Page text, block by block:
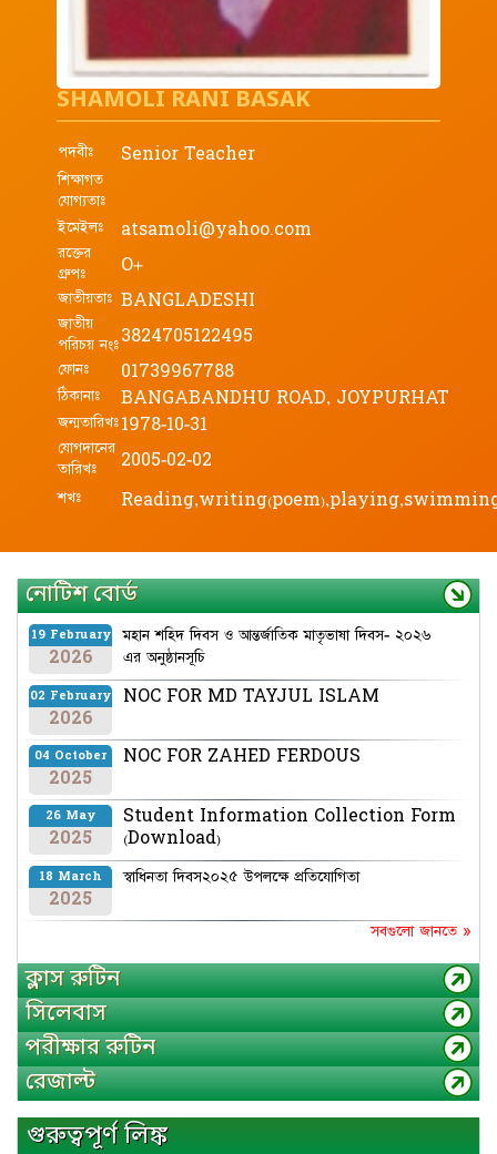
SHAMOLI RANI BASAK
পদবীঃ
Senior Teacher
শিক্ষাগত
যোগ্যতাঃ
ইমেইলঃ
atsamoli@yahoo.com
রক্তের
গ্রুপঃ
O+
জাতীয়তাঃ BANGLADESHI
জাতীয়
পরিচয় নংঃ3824705122495
ফোনঃ
01739967788
ঠিকানাঃ
BANGABANDHU ROAD, JOYPURHAT
জন্মতারিখঃ1978-10-31
যোগদানের
তারিখঃ
2005-02-02
শখঃ
নোটিশ বোর্ড
19 February
2026
মহান শহিদ দিবস ও আন্তর্জাতিক মাতৃভাষা দিবস- ২০২৬
এর অনুষ্ঠানসূচি
02 February
2026
NOC FOR MD TAYJUL ISLAM
04 October
2025
NOC FOR ZAHED FERDOUS
26 May
2025
Student Information Collection Form
(Download)
18 March
2025
স্বাধিনতা দিবস২০২৫ উপলক্ষে প্রতিযোগিতা
সবগুলো জানতে »
ক্লাস রুটিন
সিলেবাস
পরীক্ষার রুটিন
রেজাল্ট
গুরুত্বপূর্ণ লিঙ্ক